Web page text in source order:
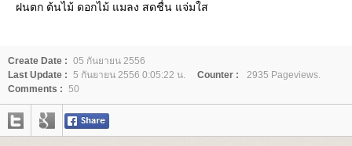
ฝนตก ต้นไม้ ดอกไม้ แมลง สดชื่น แจ่มใส
Create Date : 05 กันยายน 2556
Last Update : 5 กันยายน 2556 0:05:22 น. Counter :
2935 Pageviews.
Comments : 50